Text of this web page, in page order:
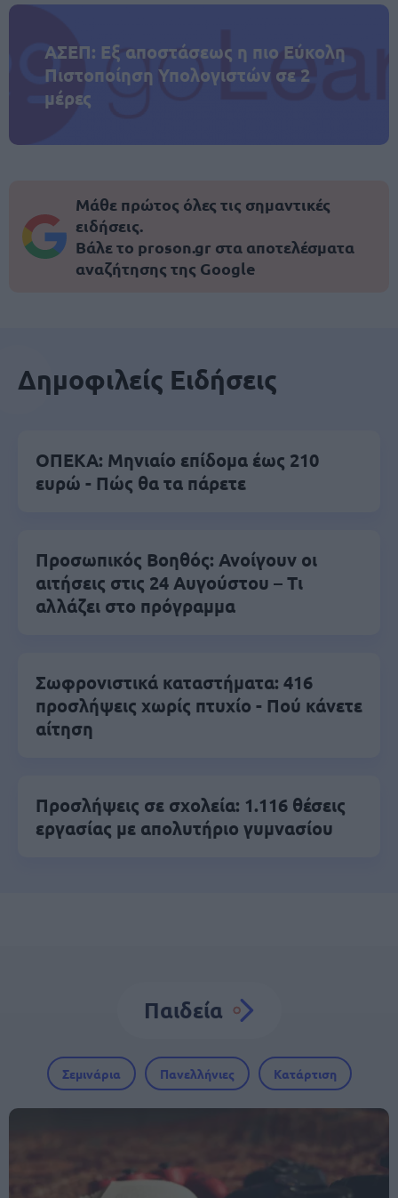
ΑΣΕΠ: Εξ αποστάσεως η πιο Εύκολη
Πιστοποίηση Υπολογιστών σε 2
μέρες
Μάθε πρώτος όλες τις σημαντικές
ειδήσεις.
Βάλε το proson.gr στα αποτελέσματα
αναζήτησης της Google
Δημοφιλείς Ειδήσεις
ΟΠΕΚΑ: Μηνιαίο επίδομα έως 210
ευρώ - Πώς θα τα πάρετε
Προσωπικός Βοηθός: Ανοίγουν οι
αιτήσεις στις 24 Αυγούστου – Τι
αλλάζει στο πρόγραμμα
Σωφρονιστικά καταστήματα: 416
προσλήψεις χωρίς πτυχίο - Πού κάνετε
αίτηση
Προσλήψεις σε σχολεία: 1.116 θέσεις
εργασίας με απολυτήριο γυμνασίου
Παιδεία
Σεμινάρια Πανελλήνιες Κατάρτιση